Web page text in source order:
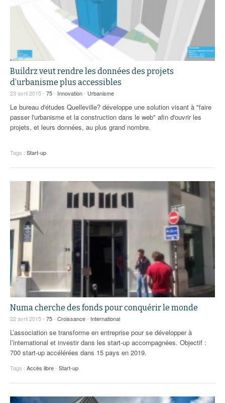
Buildrz veut rendre les données des projets
d’urbanisme plus accessibles
23 avril 2015 - 75- Innovation- Urbanisme
Le bureau d'études Quelleville? développe une solution visant à "faire
passer l'urbanisme et la construction dans le web" afin d'ouvrir les
projets, et leurs données, au plus grand nombre.
Tags : Start-up
Numa cherche des fonds pour conquérir le monde
22 avril 2015 - 75- Croissance- International
L’association se transforme en entreprise pour se développer à
l’international et investir dans les start-up accompagnées. Objectif :
700 start-up accélérées dans 15 pays en 2019.
Tags : Accès libre- Start-up